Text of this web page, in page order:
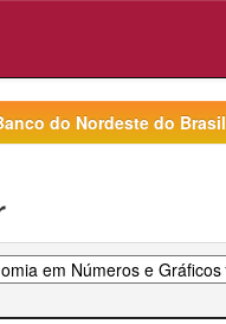
do Nordeste do Brasil